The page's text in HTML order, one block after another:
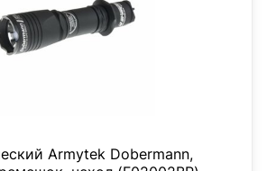
Armytek Dobermann,